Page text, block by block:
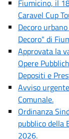
Fiumicino, il
Caravel Cup
Decoro
Decoro" di
Approvata la
Opere
Depositi e
Avviso
Comunale.
Ordinanza
pubblico della
2026.